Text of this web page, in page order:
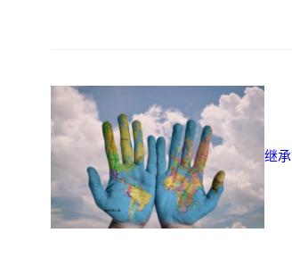
继承